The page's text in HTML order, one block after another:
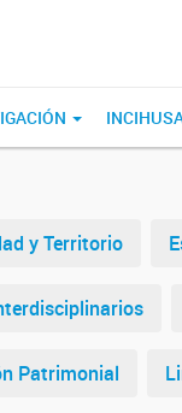
y Territorio
Patrimonial